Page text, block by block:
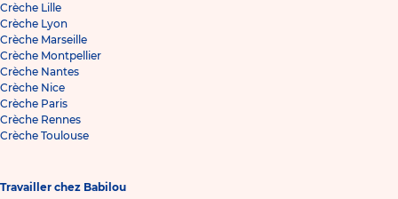
Crèche Lille
Crèche Lyon
Crèche Marseille
Crèche Montpellier
Crèche Nantes
Crèche Nice
Crèche Paris
Crèche Rennes
Crèche Toulouse
Travailler chez Babilou